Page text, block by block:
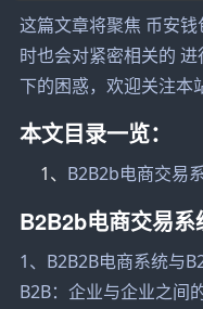
这篇文章将聚焦 币安
时也会对紧密相关的
下的困惑，欢迎关注本
本文目录一览：
1、 B2B2b电商交易
B2B2b电商交易系
1、B2B2B电商系统与
B2B：企业与企业之间